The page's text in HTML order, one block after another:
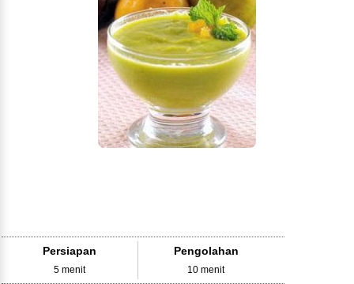
Persiapan
5 menit
Pengolahan
10 menit